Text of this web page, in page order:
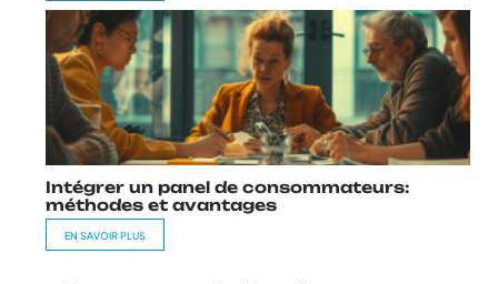
Intégrer un panel de consommateurs:
méthodes et avantages
EN SAVOIR PLUS